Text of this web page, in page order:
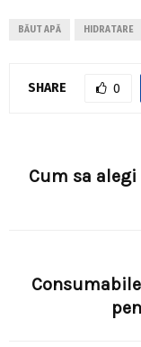
BĂUT APĂ HIDRATARE
SHARE 0
Cum sa